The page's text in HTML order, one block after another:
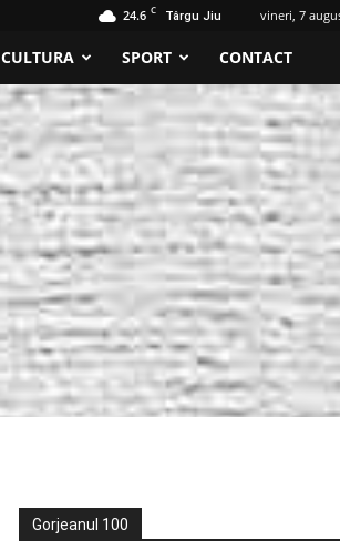
24.6 C Târgu Jiu vineri, 7
CULTURA SPORT CONTACT
Gorjeanul 100